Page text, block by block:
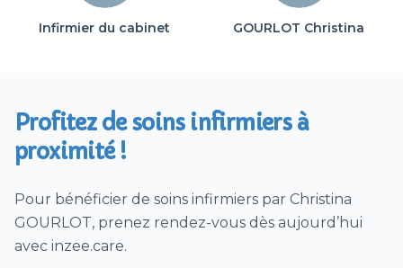
Glycémie / insuline
Vaccin (hors COVID)
Ablation agrafes et/ou fils ou points de suture
Téléconsultation Coronavirus (CoVid)
Visites patient SAMU sur déclenchement
Infirmier du cabinet GOURLOT Christina
Profitez de soins infirmiers à
proximité !
Pour bénéficier de soins infirmiers par Christina
GOURLOT, prenez rendez-vous dès aujourd’hui
avec inzee.care.